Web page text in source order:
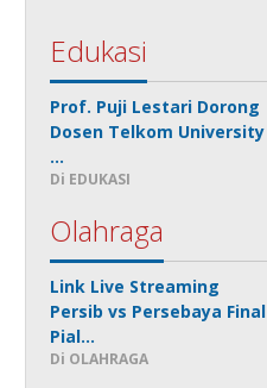
Edukasi
Prof. Puji Lestari Dorong
Dosen Telkom University
…
Di EDUKASI
Olahraga
Link Live Streaming
Persib vs Persebaya Final
Pial…
Di OLAHRAGA